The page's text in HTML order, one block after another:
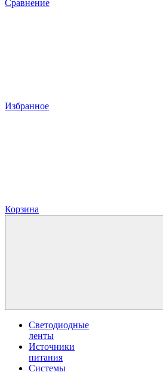
Сравнение
Избранное
Корзина
Светодиодные
ленты
Источники
питания
Системы